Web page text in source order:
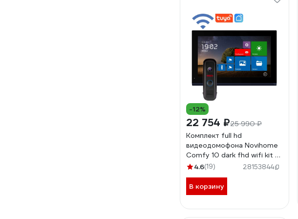
-12%
22 754 ₽25 990 ₽
Комплект full hd
видеодомофона Novihome
Comfy 10 dark fhd wifi kit с
wifi v. 4102
4.6(19) 28153844
В корзину